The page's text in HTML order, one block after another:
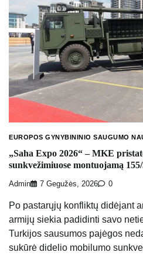
EUROPOS GYNYBININIO SAUGUMO
„Saha Expo 2026“ – MKE
sunkvežimiuose montuojamą
Admin 7 Gegužės, 2026 0
Po pastarųjų konfliktų didėjant
armijų siekia padidinti savo
Turkijos sausumos pajėgos
sukūrė didelio mobilumo